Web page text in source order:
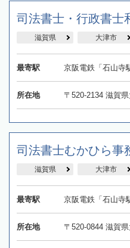
司法書士・行政書士
滋賀県 大津市
最寄駅 京阪電鉄「石山寺
所在地 〒520-2134 滋賀
司法書士むかひら事
滋賀県 大津市
最寄駅 京阪電鉄「石山寺
所在地 〒520‐0844 滋賀